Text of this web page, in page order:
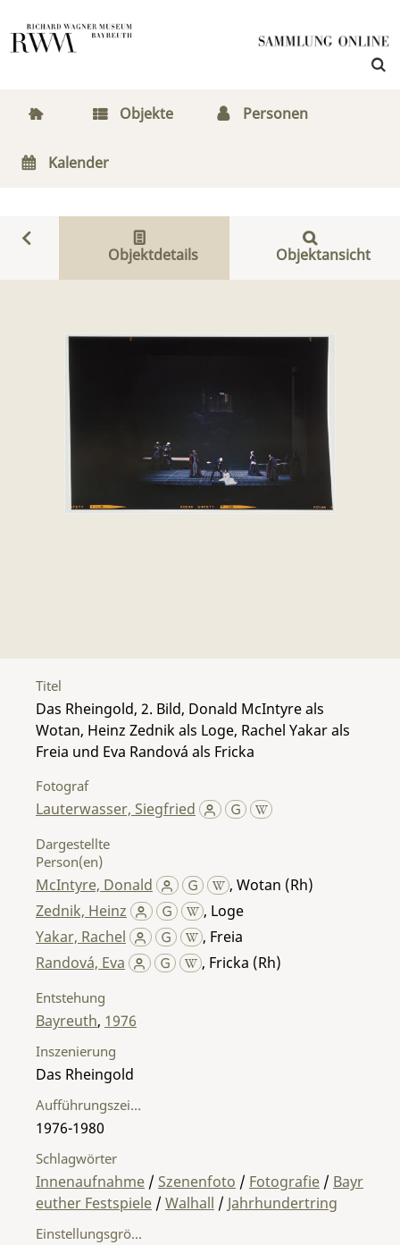
Objekte Personen
Kalender
Objektdetails Objektansicht
Titel
Das Rheingold, 2. Bild, Donald McIntyre als
Wotan, Heinz Zednik als Loge, Rachel Yakar als
Freia und Eva Randová als Fricka
Fotograf
Lauterwasser, Siegfried
Dargestellte
Person(en)
McIntyre, Donald , Wotan (Rh)
Zednik, Heinz
, Loge
Yakar, Rachel
, Freia
Randová, Eva
, Fricka (Rh)
Entstehung
Bayreuth, 1976
Einstellungsgröße
Inszenierung
Das Rheingold
Aufführungszeitraum
1976-1980
Schlagwörter
Innenaufnahme / Szenenfoto / Fotografie / Bayr
euther Festspiele / Walhall / Jahrhundertring